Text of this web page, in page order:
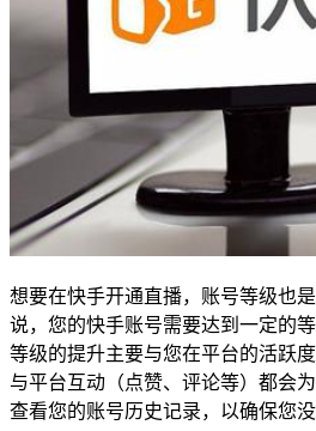
想要在快手开通直播，账号等级也
说，您的快手账号需要达到一定的
等级的提升主要与您在平台的活跃
与平台互动（点赞、评论等）都会
查看您的账号历史记录，以确保您